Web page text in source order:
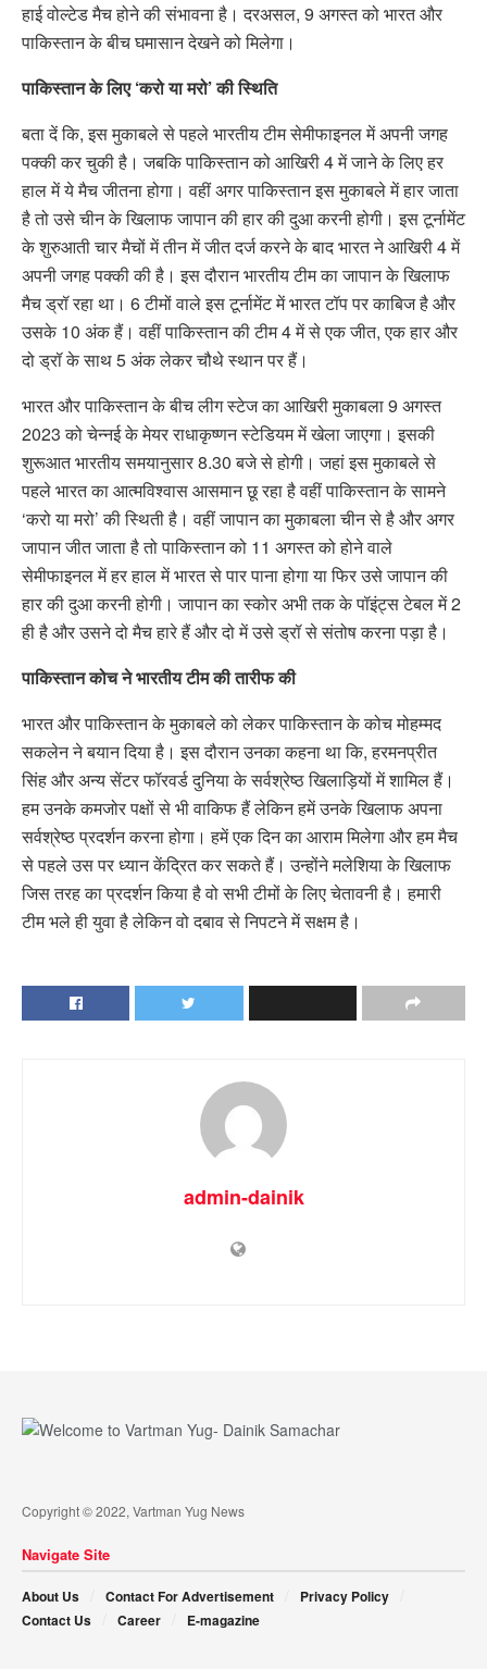
हाई वोल्टेड मैच होने की संभावना है। दरअसल, 9 अगस्त को भारत और
पाकिस्तान के बीच घमासान देखने को मिलेगा।
पाकिस्तान के लिए ‘करो या मरो’ की स्थिति
बता दें कि, इस मुकाबले से पहले भारतीय टीम सेमीफाइनल में अपनी जगह
पक्की कर चुकी है। जबकि पाकिस्तान को आखिरी 4 में जाने के लिए हर
हाल में ये मैच जीतना होगा। वहीं अगर पाकिस्तान इस मुकाबले में हार जाता
है तो उसे चीन के खिलाफ जापान की हार की दुआ करनी होगी। इस टूर्नामेंट
के शुरुआती चार मैचों में तीन में जीत दर्ज करने के बाद भारत ने आखिरी 4 में
अपनी जगह पक्की की है। इस दौरान भारतीय टीम का जापान के खिलाफ
मैच ड्रॉ रहा था। 6 टीमों वाले इस टूर्नामेंट में भारत टॉप पर काबिज है और
उसके 10 अंक हैं। वहीं पाकिस्तान की टीम 4 में से एक जीत, एक हार और
दो ड्रॉ के साथ 5 अंक लेकर चौथे स्थान पर हैं।
भारत और पाकिस्तान के बीच लीग स्टेज का आखिरी मुकाबला 9 अगस्त
2023 को चेन्नई के मेयर राधाकृष्णन स्टेडियम में खेला जाएगा। इसकी
शुरूआत भारतीय समयानुसार 8.30 बजे से होगी। जहां इस मुकाबले से
पहले भारत का आत्मविश्वास आसमान छू रहा है वहीं पाकिस्तान के सामने
‘करो या मरो’ की स्थिती है। वहीं जापान का मुकाबला चीन से है और अगर
जापान जीत जाता है तो पाकिस्तान को 11 अगस्त को होने वाले
सेमीफाइनल में हर हाल में भारत से पार पाना होगा या फिर उसे जापान की
हार की दुआ करनी होगी। जापान का स्कोर अभी तक के पॉइंट्स टेबल में 2
ही है और उसने दो मैच हारे हैं और दो में उसे ड्रॉ से संतोष करना पड़ा है।
पाकिस्तान कोच ने भारतीय टीम की तारीफ की
भारत और पाकिस्तान के मुकाबले को लेकर पाकिस्तान के कोच मोहम्मद
सकलेन ने बयान दिया है। इस दौरान उनका कहना था कि, हरमनप्रीत
सिंह और अन्य सेंटर फॉरवर्ड दुनिया के सर्वश्रेष्ठ खिलाड़ियों में शामिल हैं।
हम उनके कमजोर पक्षों से भी वाकिफ हैं लेकिन हमें उनके खिलाफ अपना
सर्वश्रेष्ठ प्रदर्शन करना होगा। हमें एक दिन का आराम मिलेगा और हम मैच
से पहले उस पर ध्यान केंद्रित कर सकते हैं। उन्होंने मलेशिया के खिलाफ
जिस तरह का प्रदर्शन किया है वो सभी टीमों के लिए चेतावनी है। हमारी
टीम भले ही युवा है लेकिन वो दबाव से निपटने में सक्षम है।
admin-dainik
Copyright © 2022, Vartman Yug News
Navigate Site
About Us Contact For Advertisement
Privacy Policy
Contact Us
Career E-magazine